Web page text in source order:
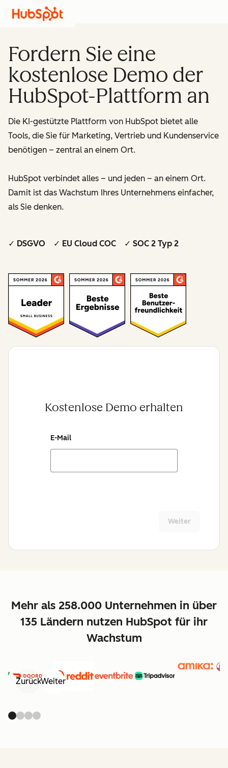
Fordern Sie eine
kostenlose Demo der
HubSpot-Plattform an
Die KI-gestützte Plattform von HubSpot bietet alle
Tools, die Sie für Marketing, Vertrieb und Kundenservice
benötigen – zentral an einem Ort.
HubSpot verbindet alles – und jeden – an einem Ort.
Damit ist das Wachstum Ihres Unternehmens einfacher,
als Sie denken.
✓ DSGVO ✓ EU Cloud COC ✓ SOC 2 Typ 2
Kostenlose Demo erhalten
E-Mail
Weiter
Mehr als 258.000 Unternehmen in über
135 Ländern nutzen HubSpot für ihr
Wachstum
ZurückWeiter